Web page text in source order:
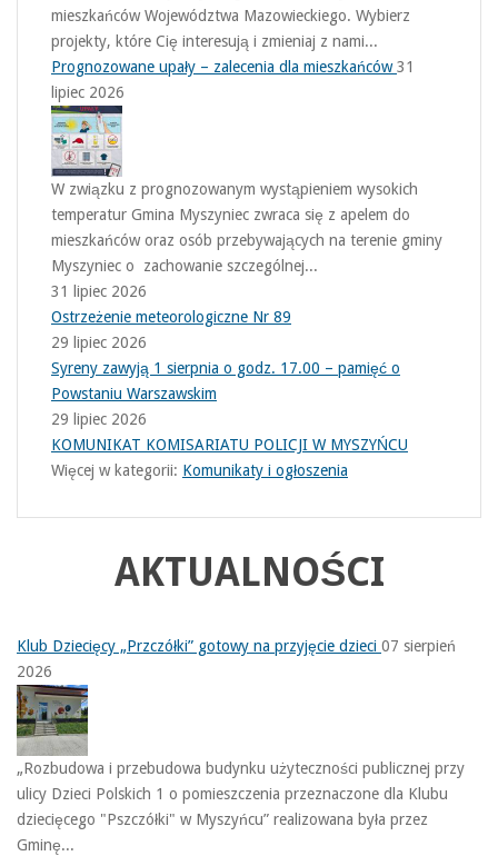
mieszkańców Województwa Mazowieckiego. Wybierz
projekty, które Cię interesują i zmieniaj z nami...
Prognozowane upały – zalecenia dla mieszkańców31
lipiec 2026
W związku z prognozowanym wystąpieniem wysokich
temperatur Gmina Myszyniec zwraca się z apelem do
mieszkańców oraz osób przebywających na terenie gminy
Myszyniec o zachowanie szczególnej...
31 lipiec 2026
Ostrzeżenie meteorologiczne Nr 89
29 lipiec 2026
Syreny zawyją 1 sierpnia o godz. 17.00 – pamięć o
Powstaniu Warszawskim
29 lipiec 2026
KOMUNIKAT KOMISARIATU POLICJI W MYSZYŃCU
Więcej w kategorii: Komunikaty i ogłoszenia
AKTUALNOŚCI
Klub Dziecięcy „Przczółki” gotowy na przyjęcie dzieci 07 sierpień
2026
„Rozbudowa i przebudowa budynku użyteczności publicznej przy
ulicy Dzieci Polskich 1 o pomieszczenia przeznaczone dla Klubu
dziecięcego "Pszczółki" w Myszyńcu” realizowana była przez
Gminę...